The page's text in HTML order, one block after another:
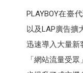
PLAYBOY在臺
以及LAP廣告擴
迅速導入大量新
「網站流量受